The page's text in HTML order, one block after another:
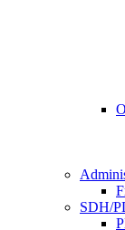
SDH/